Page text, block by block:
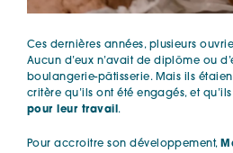
Ces dernières années, plusieurs
Aucun d’eux n’avait de diplôme ou
boulangerie-pâtisserie. Mais ils
critère qu’ils ont été engagés, et
pour leur travail .
Pour accroitre son développement,